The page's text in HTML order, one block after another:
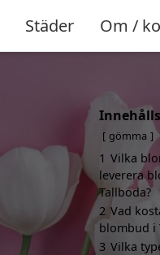
Städer Om /
gömma
1 Vilka
leverera
Tallboda?
2 Vad
blombud i
3 Vilka